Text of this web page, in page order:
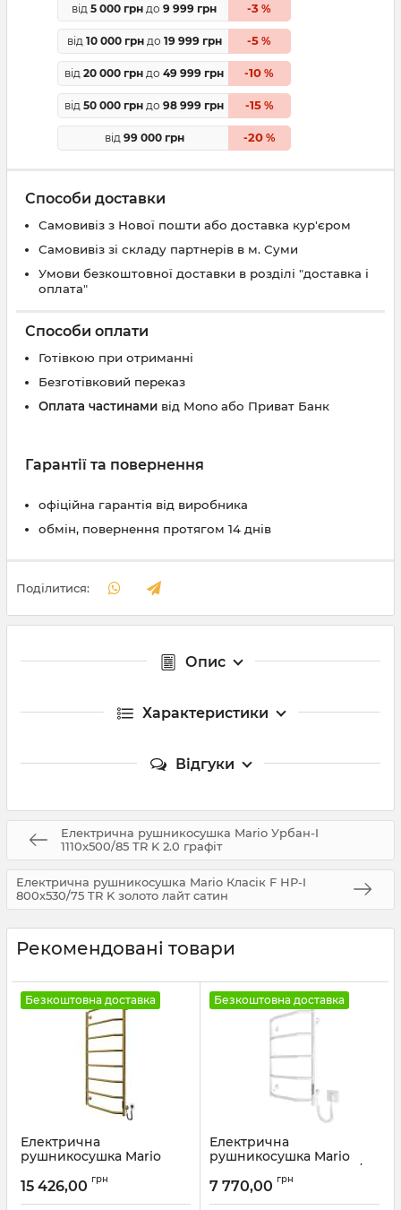
від 5 000 грн до 9 999 грн -3 %
від 10 000 грндо 19 999 грн -5 %
від 20 000 грн до 49 999 грн -10 %
від 50 000 грн до 98 999 грн -15%
від 99 000 грн -20%
Способи доставки
Самовивіз з Нової пошти або доставка кур'єром
Самовивіз зі складу партнерів в м. Суми
Умови безкоштовної доставки в розділі "доставка і
оплата"
Способи оплати
Готівкою при отриманні
Безготівковий переказ
Оплата частинами від Mono або Приват Банк
Гарантії та повернення
офіційна гарантія від виробника
обмін, повернення протягом 14 днів
Поділитися:
Опис
Характеристики
Відгуки
Електрична рушникосушка Mario Урбан-I
1110x500/85 TR K 2.0 графіт
Електрична рушникосушка Mario Класік F НР-I
800х530/75 TR K золото лайт сатин
Рекомендовані товари
Безкоштовна доставка
Електрична
рушникосушка Mario
1090х530/110 TR К золото
15 426,00 грн
Безкоштовна доставка
Електрична
рушникосушка Mario
Трапеція НР-І 650х430/110
TR К білий мат
Артикул:2.3.2813.10.P-WM
7 770,00 грн